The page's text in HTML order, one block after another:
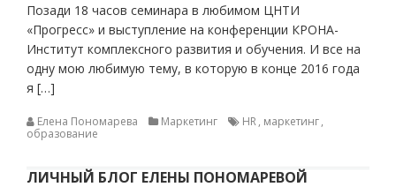
Позади 18 часов семинара в любимом ЦНТИ
«Прогресс» и выступление на конференции КРОНА-
Институт комплексного развития и обучения. И все на
одну мою любимую тему, в которую в конце 2016 года
я […]
Елена Пономарева Маркетинг HR, маркетинг,
образование
ЛИЧНЫЙ БЛОГ ЕЛЕНЫ ПОНОМАРЕВОЙ